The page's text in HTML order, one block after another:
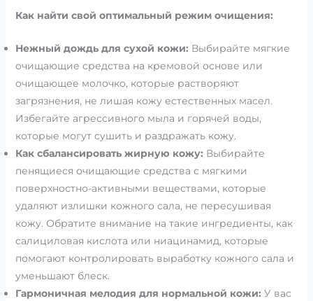
Как найти свой оптимальный режим очищения:
Нежный дождь для сухой кожи: Выбирайте мягкие
очищающие средства на кремовой основе или
очищающее молочко, которые растворяют
загрязнения, не лишая кожу естественных масел.
Избегайте агрессивного мыла и горячей воды,
которые могут сушить и раздражать кожу.
Как сбалансировать жирную кожу: Выбирайте
пенящиеся очищающие средства с мягкими
поверхностно-активными веществами, которые
удаляют излишки кожного сала, не пересушивая
кожу. Обратите внимание на такие ингредиенты, как
салициловая кислота или ниацинамид, которые
помогают контролировать выработку кожного сала и
уменьшают блеск.
Гармоничная мелодия для нормальной кожи: У вас